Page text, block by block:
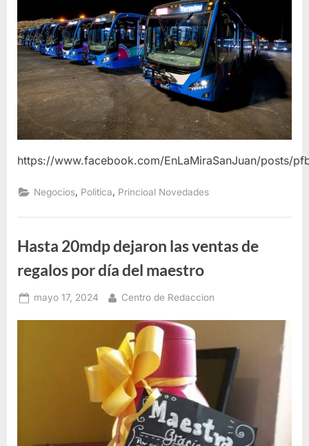
https://www.facebook.com/EnLaMiraSanJuan/posts/
Negocios, Politica, Princioal Novedades
Hasta 20mdp dejaron las ventas de
regalos por día del maestro
Posted
mayo 17, 2024 By
Centro de Redaccion